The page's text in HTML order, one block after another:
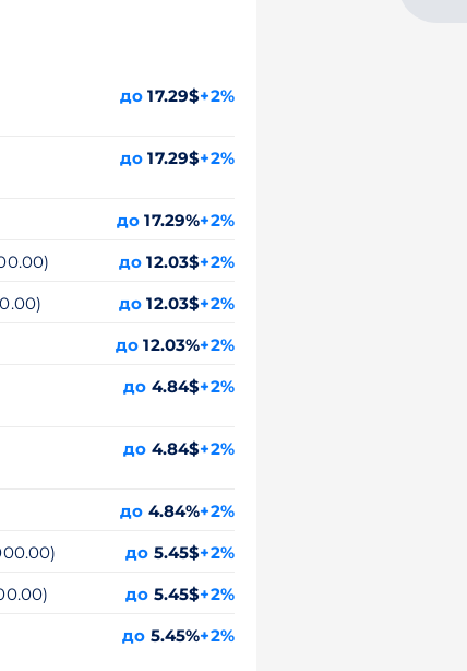
до 17.29$+2%
до 17.29$+2%
до 17.29%+2%
до 12.03$+2%
до 12.03$+2%
до 12.03%+2%
до 4.84$+2%
до 4.84$+2%
до 4.84%+2%
до 5.45$+2%
до 5.45$+2%
до 5.45%+2%